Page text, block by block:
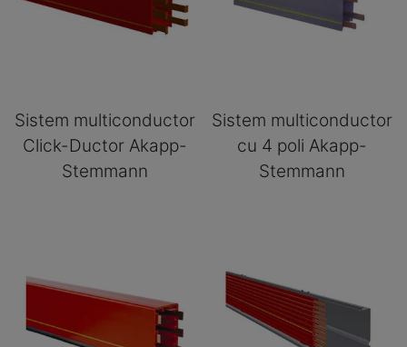
Sistem multiconductor
Click-Ductor Akapp-
Stemmann
Sistem multiconductor
cu 4 poli Akapp-
Stemmann